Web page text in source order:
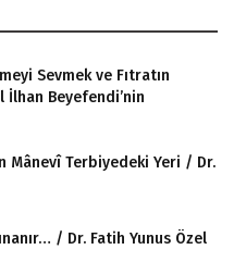
Sevmek ve Fıtratın
Beyefendi’nin
Mânevî Terbiyedeki Yeri / Dr.
/ Dr. Fatih Yunus Özel